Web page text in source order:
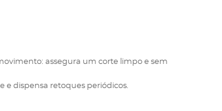
assegura um corte limpo e sem
e dispensa retoques periódicos.